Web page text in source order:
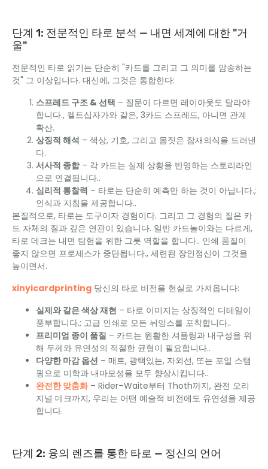
단계 1: 전문적인 타로 분석 — 내면 세계에 대한 "거
울"
전문적인 타로 읽기는 단순히 "카드를 그리고 그 의미를 암송하는
것" 그 이상입니다. 대신에, 그것은 통합한다:
스프레드 구조 & 선택 – 질문이 다르면 레이아웃도 달라야
합니다., 켈트십자가와 같은, 3카드 스프레드, 아니면 관계
확산.
상징적 해석 – 색상, 기호, 그리고 몸짓은 잠재의식을 드러낸
다.
서사적 종합– 각 카드는 실제 상황을 반영하는 스토리라인
으로 연결됩니다..
심리적 통찰력 – 타로는 단순히 예측만 하는 것이 아닙니다.;
인식과 지침을 제공합니다..
본질적으로, 타로는 도구이자 경험이다. 그리고 그 경험의 질은 카
드 자체의 질과 깊은 연관이 있습니다. 일반 카드놀이와는 다르게,
타로 데크는 내면 탐험을 위한 그릇 역할을 합니다.. 인쇄 품질이
좋지 않으면 프로세스가 중단됩니다., 세련된 장인정신이 그것을
높이면서.
xinyicardprinting 당신의 타로 비전을 현실로 가져옵니다:
실제와 같은 색상 재현 – 타로 이미지는 상징적인 디테일이
풍부합니다.; 고급 인쇄로 모든 뉘앙스를 포착합니다..
프리미엄 종이 품질 – 카드는 원활한 셔플링과 내구성을 위
해 두께와 유연성의 적절한 균형이 필요합니다..
다양한 마감 옵션 – 매트, 광택있는, 자외선, 또는 포일 스탬
핑으로 미학과 내마모성을 모두 향상시킵니다..
완전한 맞춤화– Rider–Waite부터 Thoth까지, 완전 오리
지널 데크까지, 우리는 어떤 예술적 비전에도 유연성을 제공
합니다.
단계 2: 융의 렌즈를 통한 타로 — 정신의 언어